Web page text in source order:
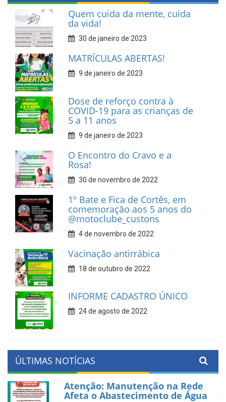
Quem cuida da mente, cuida
da vida!
30 de janeiro de 2023
MATRÍCULAS ABERTAS!
9 de janeiro de 2023
Dose de reforço contra à
COVID-19 para as crianças de
5 a 11 anos
9 de janeiro de 2023
O Encontro do Cravo e a
Rosa!
30 de novembro de 2022
1º Bate e Fica de Cortês, em
comemoração aos 5 anos do
@motoclube_custons
4 de novembro de 2022
Vacinação antirrábica
18 de outubro de 2022
INFORME CADASTRO ÚNICO
24 de agosto de 2022
ÚLTIMAS NOTÍCIAS
Atenção: Manutenção na Rede
Afeta o Abastecimento de Água